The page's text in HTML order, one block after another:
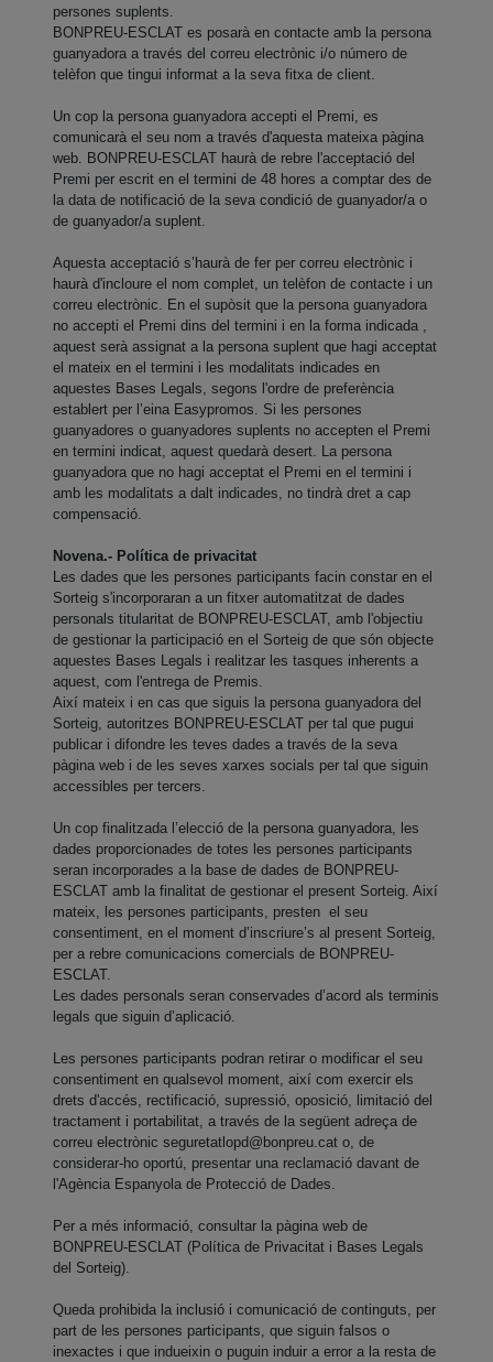
persones suplents.
BONPREU-ESCLAT es posarà en contacte amb la persona
guanyadora a través del correu electrònic i/o número de
telèfon que tingui informat a la seva fitxa de client.
Un cop la persona guanyadora accepti el Premi, es
comunicarà el seu nom a través d'aquesta mateixa pàgina
web. BONPREU-ESCLAT haurà de rebre l'acceptació del
Premi per escrit en el termini de 48 hores a comptar des de
la data de notificació de la seva condició de guanyador/a o
de guanyador/a suplent.
Aquesta acceptació s’haurà de fer per correu electrònic i
haurà d'incloure el nom complet, un telèfon de contacte i un
correu electrònic. En el supòsit que la persona guanyadora
no accepti el Premi dins del termini i en la forma indicada ,
aquest serà assignat a la persona suplent que hagi acceptat
el mateix en el termini i les modalitats indicades en
aquestes Bases Legals, segons l'ordre de preferència
establert per l’eina Easypromos. Si les persones
guanyadores o guanyadores suplents no accepten el Premi
en termini indicat, aquest quedarà desert. La persona
guanyadora que no hagi acceptat el Premi en el termini i
amb les modalitats a dalt indicades, no tindrà dret a cap
compensació.
Novena.- Política de privacitat
Les dades que les persones participants facin constar en el
Sorteig s'incorporaran a un fitxer automatitzat de dades
personals titularitat de BONPREU-ESCLAT, amb l'objectiu
de gestionar la participació en el Sorteig de que són objecte
aquestes Bases Legals i realitzar les tasques inherents a
aquest, com l'entrega de Premis.
Així mateix i en cas que siguis la persona guanyadora del
Sorteig, autoritzes BONPREU-ESCLAT per tal que pugui
publicar i difondre les teves dades a través de la seva
pàgina web i de les seves xarxes socials per tal que siguin
accessibles per tercers.
Un cop finalitzada l’elecció de la persona guanyadora, les
dades proporcionades de totes les persones participants
seran incorporades a la base de dades de BONPREU-
ESCLAT amb la finalitat de gestionar el present Sorteig. Així
mateix, les persones participants, presten el seu
consentiment, en el moment d’inscriure’s al present Sorteig,
per a rebre comunicacions comercials de BONPREU-
ESCLAT.
Les dades personals seran conservades d’acord als terminis
legals que siguin d’aplicació.
Les persones participants podran retirar o modificar el seu
consentiment en qualsevol moment, així com exercir els
drets d'accés, rectificació, supressió, oposició, limitació del
tractament i portabilitat, a través de la següent adreça de
correu electrònic seguretatlopd@bonpreu.cat o, de
considerar-ho oportú, presentar una reclamació davant de
l'Agència Espanyola de Protecció de Dades.
Per a més informació, consultar la pàgina web de
BONPREU-ESCLAT (Política de Privacitat i Bases Legals
del Sorteig).
Queda prohibida la inclusió i comunicació de continguts, per
part de les persones participants, que siguin falsos o
inexactes i que indueixin o puguin induir a error a la resta de